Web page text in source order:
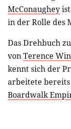
McConaughey
in der Rolle des
Das Drehbuch
vonTerence
kennt sich der
arbeitete
Boardwalk